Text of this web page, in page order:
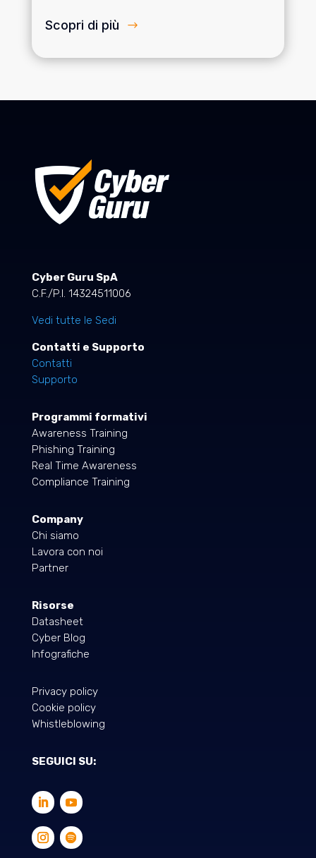
Scopri di più
Cyber Guru SpA
C.F./P.I. 14324511006
Vedi tutte le Sedi
Contatti e Supporto
Contatti
Supporto
Programmi formativi
Awareness Training
Phishing Training
Real Time Awareness
Compliance Training
Company
Chi siamo
Lavora con noi
Partner
Risorse
Datasheet
Cyber Blog
Infografiche
Privacy policy
Cookie policy
Whistleblowing
SEGUICI SU: